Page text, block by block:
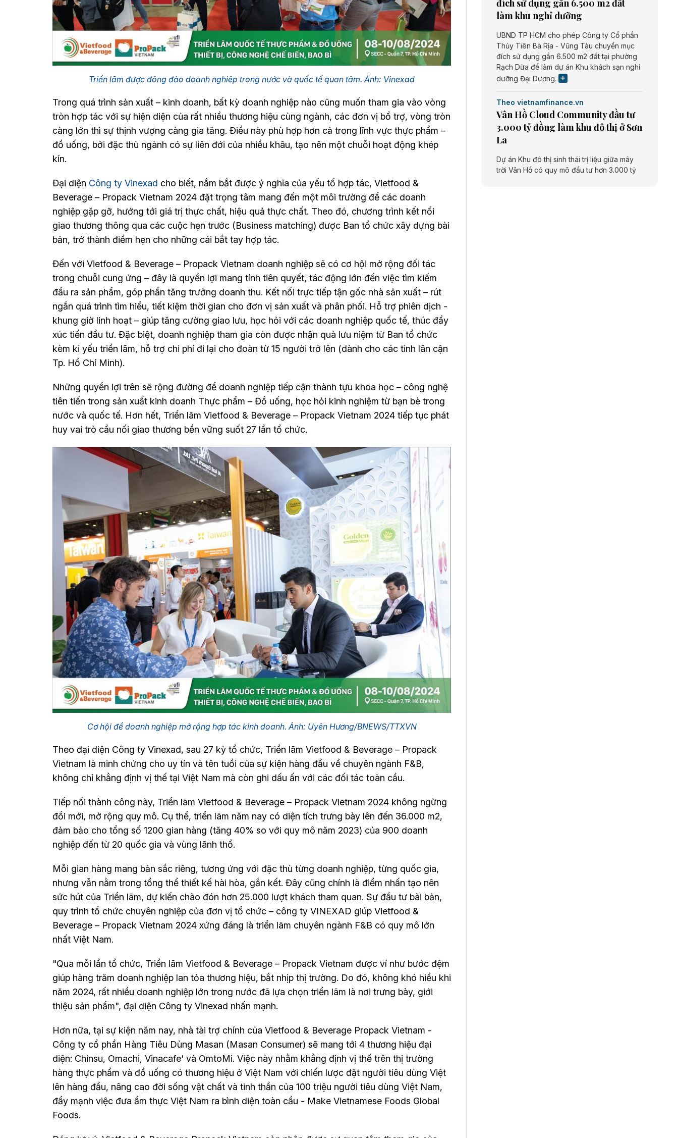
Triển lãm được đông đảo doanh nghiêp trong nước và quốc tế quan tâm. Ảnh: Vinexad
Trong quá trình sản xuất – kinh doanh, bất kỳ doanh nghiệp nào cũng muốn tham gia vào vòng
tròn hợp tác với sự hiện diện của rất nhiều thương hiệu cùng ngành, các đơn vị bổ trợ, vòng tròn
càng lớn thì sự thịnh vượng càng gia tăng. Điều này phù hợp hơn cả trong lĩnh vực thực phẩm –
đồ uống, bởi đặc thù ngành có sự liên đới của nhiều khâu, tạo nên một chuỗi hoạt động khép
kín.
Đại diện Công ty Vinexad cho biết, nắm bắt được ý nghĩa của yếu tố hợp tác, Vietfood &
Beverage – Propack Vietnam 2024 đặt trọng tâm mang đến một môi trường để các doanh
nghiệp gặp gỡ, hướng tới giá trị thực chất, hiệu quả thực chất. Theo đó, chương trình kết nối
giao thương thông qua các cuộc hẹn trước (Business matching) được Ban tổ chức xây dựng bài
bản, trở thành điểm hẹn cho những cái bắt tay hợp tác.
Đến với Vietfood & Beverage – Propack Vietnam doanh nghiệp sẽ có cơ hội mở rộng đối tác
trong chuỗi cung ứng – đây là quyền lợi mang tính tiên quyết, tác động lớn đến việc tìm kiếm
đầu ra sản phẩm, góp phần tăng trưởng doanh thu. Kết nối trực tiếp tận gốc nhà sản xuất – rút
ngắn quá trình tìm hiểu, tiết kiệm thời gian cho đơn vị sản xuất và phân phối. Hỗ trợ phiên dịch -
khung giờ linh hoạt – giúp tăng cường giao lưu, học hỏi với các doanh nghiệp quốc tế, thúc đẩy
xúc tiến đầu tư. Đặc biệt, doanh nghiệp tham gia còn được nhận quà lưu niệm từ Ban tổ chức
kèm kỉ yếu triển lãm, hỗ trợ chi phí đi lại cho đoàn từ 15 người trở lên (dành cho các tỉnh lân cận
Tp. Hồ Chí Minh).
Những quyền lợi trên sẽ rộng đường để doanh nghiệp tiếp cận thành tựu khoa học – công nghệ
tiên tiến trong sản xuất kinh doanh Thực phẩm – Đồ uống, học hỏi kinh nghiệm từ bạn bè trong
nước và quốc tế. Hơn hết, Triển lãm Vietfood & Beverage – Propack Vietnam 2024 tiếp tục phát
huy vai trò cầu nối giao thương bền vững suốt 27 lần tổ chức.
Cơ hội để doanh nghiệp mở rộng hợp tác kinh doanh. Ảnh: Uyên Hương/BNEWS/TTXVN
Theo đại diện Công ty Vinexad, sau 27 kỳ tổ chức, Triển lãm Vietfood & Beverage – Propack
Vietnam là minh chứng cho uy tín và tên tuổi của sự kiện hàng đầu về chuyên ngành F&B,
không chỉ khẳng định vị thế tại Việt Nam mà còn ghi dấu ấn với các đối tác toàn cầu.
Tiếp nối thành công này, Triển lãm Vietfood & Beverage – Propack Vietnam 2024 không ngừng
đổi mới, mở rộng quy mô. Cụ thể, triển lãm năm nay có diện tích trưng bày lên đến 36.000 m2,
đảm bảo cho tổng số 1200 gian hàng (tăng 40% so với quy mô năm 2023) của 900 doanh
nghiệp đến từ 20 quốc gia và vùng lãnh thổ.
Mỗi gian hàng mang bản sắc riêng, tương ứng với đặc thù từng doanh nghiệp, từng quốc gia,
nhưng vẫn nằm trong tổng thể thiết kế hài hòa, gắn kết. Đây cũng chính là điểm nhấn tạo nên
sức hút của Triển lãm, dự kiến chào đón hơn 25.000 lượt khách tham quan. Sự đầu tư bài bản,
quy trình tổ chức chuyên nghiệp của đơn vị tổ chức – công ty VINEXAD giúp Vietfood &
Beverage – Propack Vietnam 2024 xứng đáng là triển lãm chuyên ngành F&B có quy mô lớn
nhất Việt Nam.
"Qua mỗi lần tổ chức, Triển lãm Vietfood & Beverage – Propack Vietnam được ví như bước đệm
giúp hàng trăm doanh nghiệp lan tỏa thương hiệu, bắt nhịp thị trường. Do đó, không khó hiểu khi
năm 2024, rất nhiều doanh nghiệp lớn trong nước đã lựa chọn triển lãm là nơi trưng bày, giới
thiệu sản phẩm", đại diện Công ty Vinexad nhấn mạnh.
Hơn nữa, tại sự kiện năm nay, nhà tài trợ chính của Vietfood & Beverage Propack Vietnam -
Công ty cổ phần Hàng Tiêu Dùng Masan (Masan Consumer) sẽ mang tới 4 thương hiệu đại
diện: Chinsu, Omachi, Vinacafe' và OmtoMi. Việc này nhằm khẳng định vị thế trên thị trường
hàng thực phẩm và đồ uống có thương hiệu ở Việt Nam với chiến lược đặt người tiêu dùng Việt
lên hàng đầu, nâng cao đời sống vật chất và tinh thần của 100 triệu người tiêu dùng Việt Nam,
đẩy mạnh việc đưa ẩm thực Việt Nam ra bình diện toàn cầu - Make Vietnamese Foods Global
Foods.
đích sử dụng gần 6.500 m2 đất
làm khu nghỉ dưỡng
UBND TP HCM cho phép Công ty Cổ phần
Thủy Tiên Bà Rịa - Vũng Tàu chuyển mục
đích sử dụng gần 6.500 m2 đất tại phường
Rạch Dừa để làm dự án Khu khách sạn nghỉ
dưỡng Đại Dương.
Theo vietnamfinance.vn
Vân Hồ Cloud Community đầu tư
3.000 tỷ đồng làm khu đô thị ở Sơn
La
Dự án Khu đô thị sinh thái trị liệu giữa mây
trời Vân Hồ có quy mô đầu tư hơn 3.000 tỷ